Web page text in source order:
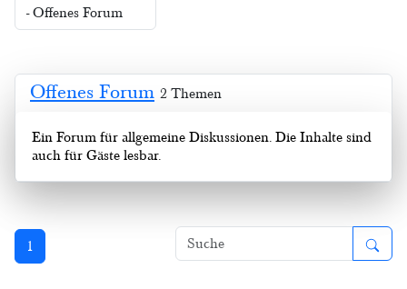
Offenes Forum 2 Themen
Ein Forum für allgemeine Diskussionen. Die Inhalte sind
auch für Gäste lesbar.
1